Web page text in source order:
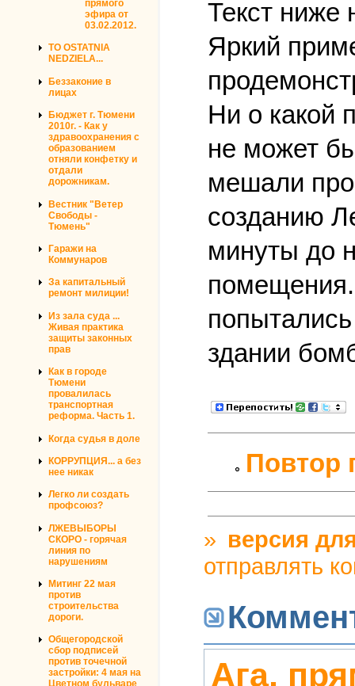
прямого
эфира от
03.02.2012.
TO OSTATNIA
NEDZIELA...
Беззаконие в
лицах
Бюджет г. Тюмени
2010г. - Как у
здравоохранения с
образованием
отняли конфетку и
отдали
дорожникам.
Вестник "Ветер
Свободы -
Тюмень"
Гаражи на
Коммунаров
За капитальный
ремонт милиции!
Из зала суда ...
Живая практика
защиты законных
прав
Как в городе
Тюмени
провалилась
транспортная
реформа. Часть 1.
Когда судья в доле
КОРРУПЦИЯ... а без
нее никак
Легко ли создать
профсоюз?
ЛЖЕВЫБОРЫ
СКОРО - горячая
линия по
нарушениям
Митинг 22 мая
против
строительства
дороги.
Общегородской
сбор подписей
против точечной
застройки: 4 мая на
Текст ниже
Яркий
Ни о какой
не может
мешали
созданию
минуты до
помещения.
здании
Повтор
» версия
отправлять
Ага,